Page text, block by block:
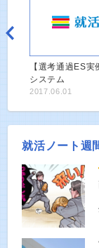
【選考通過ES
システム
2017.06.01
就活ノート週